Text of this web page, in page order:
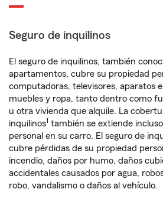
Seguro de inquilinos
El seguro de inquilinos, también
apartamentos, cubre su propiedad
computadoras, televisores, aparatos
muebles y ropa, tanto dentro como
u otra vivienda que alquile. La
inquilinos1 también se extiende
personal en su carro. El seguro de
cubre pérdidas de su propiedad
incendio, daños por humo, daños
accidentales causados por agua,
robo, vandalismo o daños al vehículo.